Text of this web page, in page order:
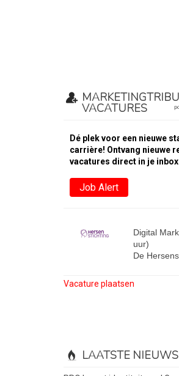
VACATURES
Dé plek voor een nieuwe
carrière! Ontvang nieuwe
vacatures direct in je
Job Alert
Digital
uur)
De
Vacature plaatsen
LAATSTE NIEUWS